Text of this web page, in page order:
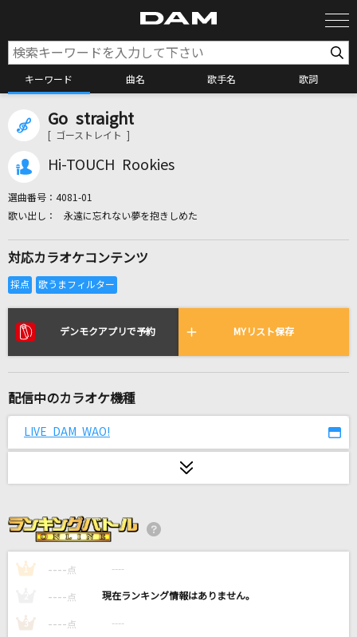
キーワード 曲名 歌手名 歌詞
リアルタイムで歌われている曲の一覧
[生音]もう恋なんてしない
薔薇の鎖
Flower Cloud
SixTONES
森山直太朗(直太朗)
Go straight
[ ゴーストレイト ]
Hi-TOUCH Rookies
選曲番号： 4081-01
永遠に忘れない夢を抱きしめた
対応カラオケコンテンツ
デンモクアプリで予約 MYリスト保存
配信中のカラオケ機種
LIVE DAM WAO!
1 ---- 点 ----
---- 点 ----
3 ---- 点 ----